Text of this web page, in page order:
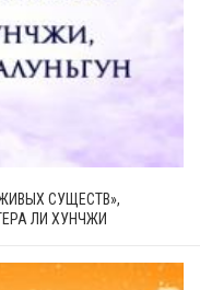
СУЩЕСТВ»,
ЛИ ХУНЧЖИ